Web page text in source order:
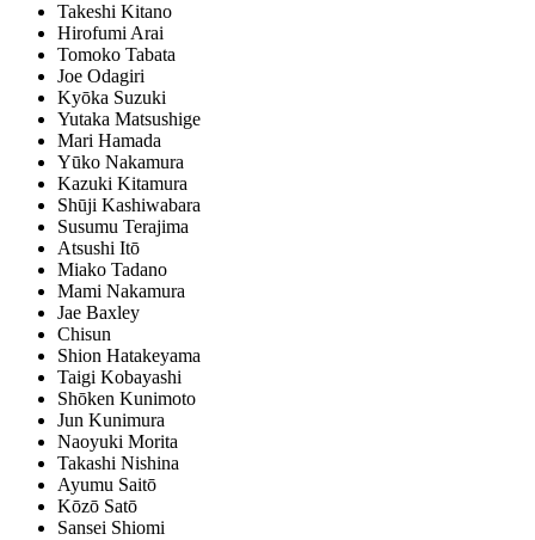
Takeshi Kitano
Hirofumi Arai
Tomoko Tabata
Joe Odagiri
Kyōka Suzuki
Yutaka Matsushige
Mari Hamada
Yūko Nakamura
Kazuki Kitamura
Shūji Kashiwabara
Susumu Terajima
Atsushi Itō
Miako Tadano
Mami Nakamura
Jae Baxley
Chisun
Shion Hatakeyama
Taigi Kobayashi
Shōken Kunimoto
Jun Kunimura
Naoyuki Morita
Takashi Nishina
Ayumu Saitō
Kōzō Satō
Sansei Shiomi